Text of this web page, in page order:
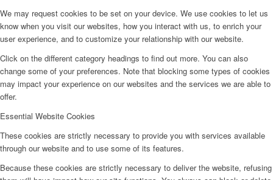
We may request cookies to be set on your device. We use cookies to let us
know when you visit our websites, how you interact with us, to enrich your
user experience, and to customize your relationship with our website.
Click on the different category headings to find out more. You can also
change some of your preferences. Note that blocking some types of cookies
may impact your experience on our websites and the services we are able to
offer.
Essential Website Cookies
These cookies are strictly necessary to provide you with services available
through our website and to use some of its features.
Because these cookies are strictly necessary to deliver the website, refusing